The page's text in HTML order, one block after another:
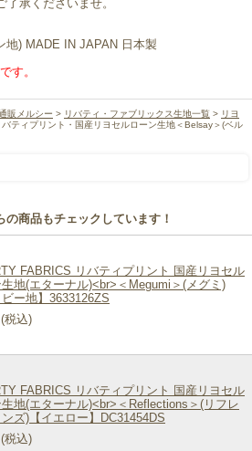
承くださいませ。
地) MADE IN JAPAN 日本製
す。
販メルシー > リバティ・ファブリックス生地一覧 > リヨ
ティプリント・国産リヨセルローン生地＜Belsay＞(ベル
商品もチェックしています！
FABRICS リバティプリント 国産リヨセル
生地(エターナル)<br>＜Megumi＞(メグミ)
ビー地】3633126ZS
(税込)
FABRICS リバティプリント 国産リヨセル
生地(エターナル)<br>＜Reflections＞(リフレ
ズ)【イエロー】DC31454DS
(税込)